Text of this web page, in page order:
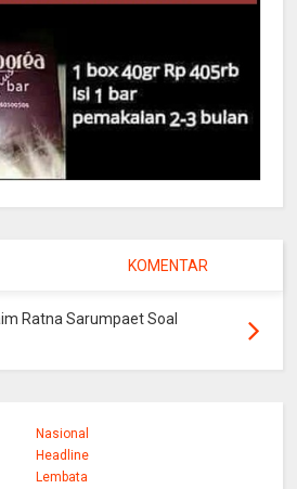
KOMENTAR
Ratna Sarumpaet Soal
Nasional
Headline
Lembata